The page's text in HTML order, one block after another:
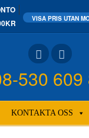
530 609
KONTAKTA OSS